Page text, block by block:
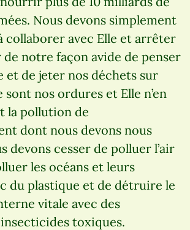
Nous devons simplement
collaborer avec Elle et arrêter
de notre façon avide de penser
et de jeter nos déchets sur
sont nos ordures et Elle n’en
la pollution de
dont nous devons nous
devons cesser de polluer l’air
les océans et leurs
du plastique et de détruire le
vitale avec des
toxiques.